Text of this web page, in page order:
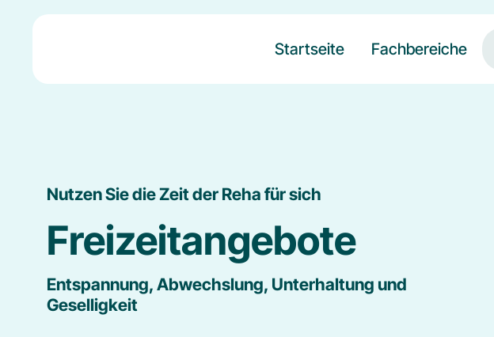
Startseite Fachbereiche
Nutzen Sie die Zeit der Reha für sich
Freizeitangebote
Entspannung, Abwechslung, Unterhaltung und
Geselligkeit